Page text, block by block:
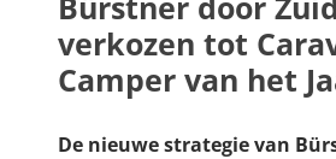
verkozen tot
Camper van het
De nieuwe strategie van